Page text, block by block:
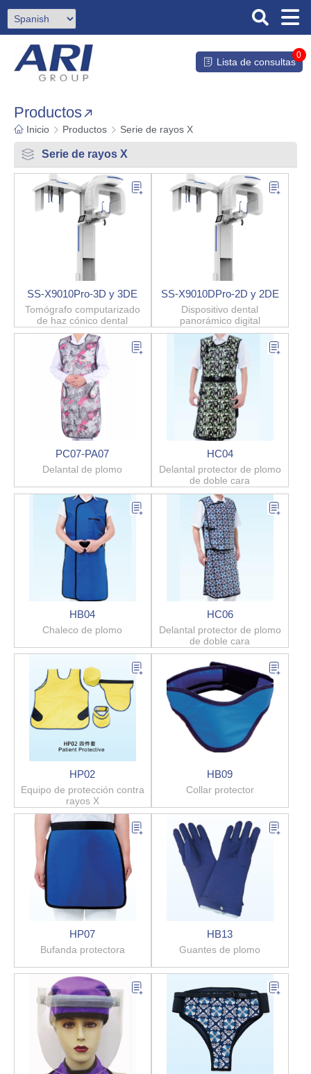
Lista de consultas
0
Productos
Inicio Productos Serie de rayos X
Serie de rayos X
SS-X9010Pro-3D y 3DE
Tomógrafo computarizado
de haz cónico dental
SS-X9010DPro-2D y 2DE
Dispositivo dental
panorámico digital
PC07-PA07
Delantal de plomo
HC04
Delantal protector de plomo
de doble cara
HB04
Chaleco de plomo
HC06
Delantal protector de plomo
de doble cara
HP02
Equipo de protección contra
rayos X
HB09
Collar protector
HP07
Bufanda protectora
HB13
Guantes de plomo